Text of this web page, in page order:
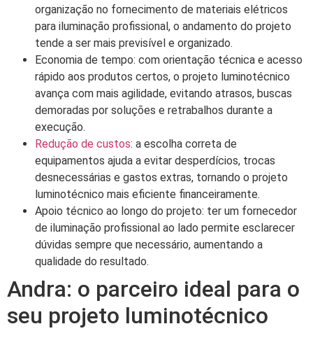
organização no fornecimento de materiais elétricos
para iluminação profissional, o andamento do projeto
tende a ser mais previsível e organizado.
Economia de tempo: com orientação técnica e acesso
rápido aos produtos certos, o projeto luminotécnico
avança com mais agilidade, evitando atrasos, buscas
demoradas por soluções e retrabalhos durante a
execução.
Redução de custos: a escolha correta de
equipamentos ajuda a evitar desperdícios, trocas
desnecessárias e gastos extras, tornando o projeto
luminotécnico mais eficiente financeiramente.
Apoio técnico ao longo do projeto: ter um fornecedor
de iluminação profissional ao lado permite esclarecer
dúvidas sempre que necessário, aumentando a
qualidade do resultado.
Andra: o parceiro ideal para o
seu projeto luminotécnico